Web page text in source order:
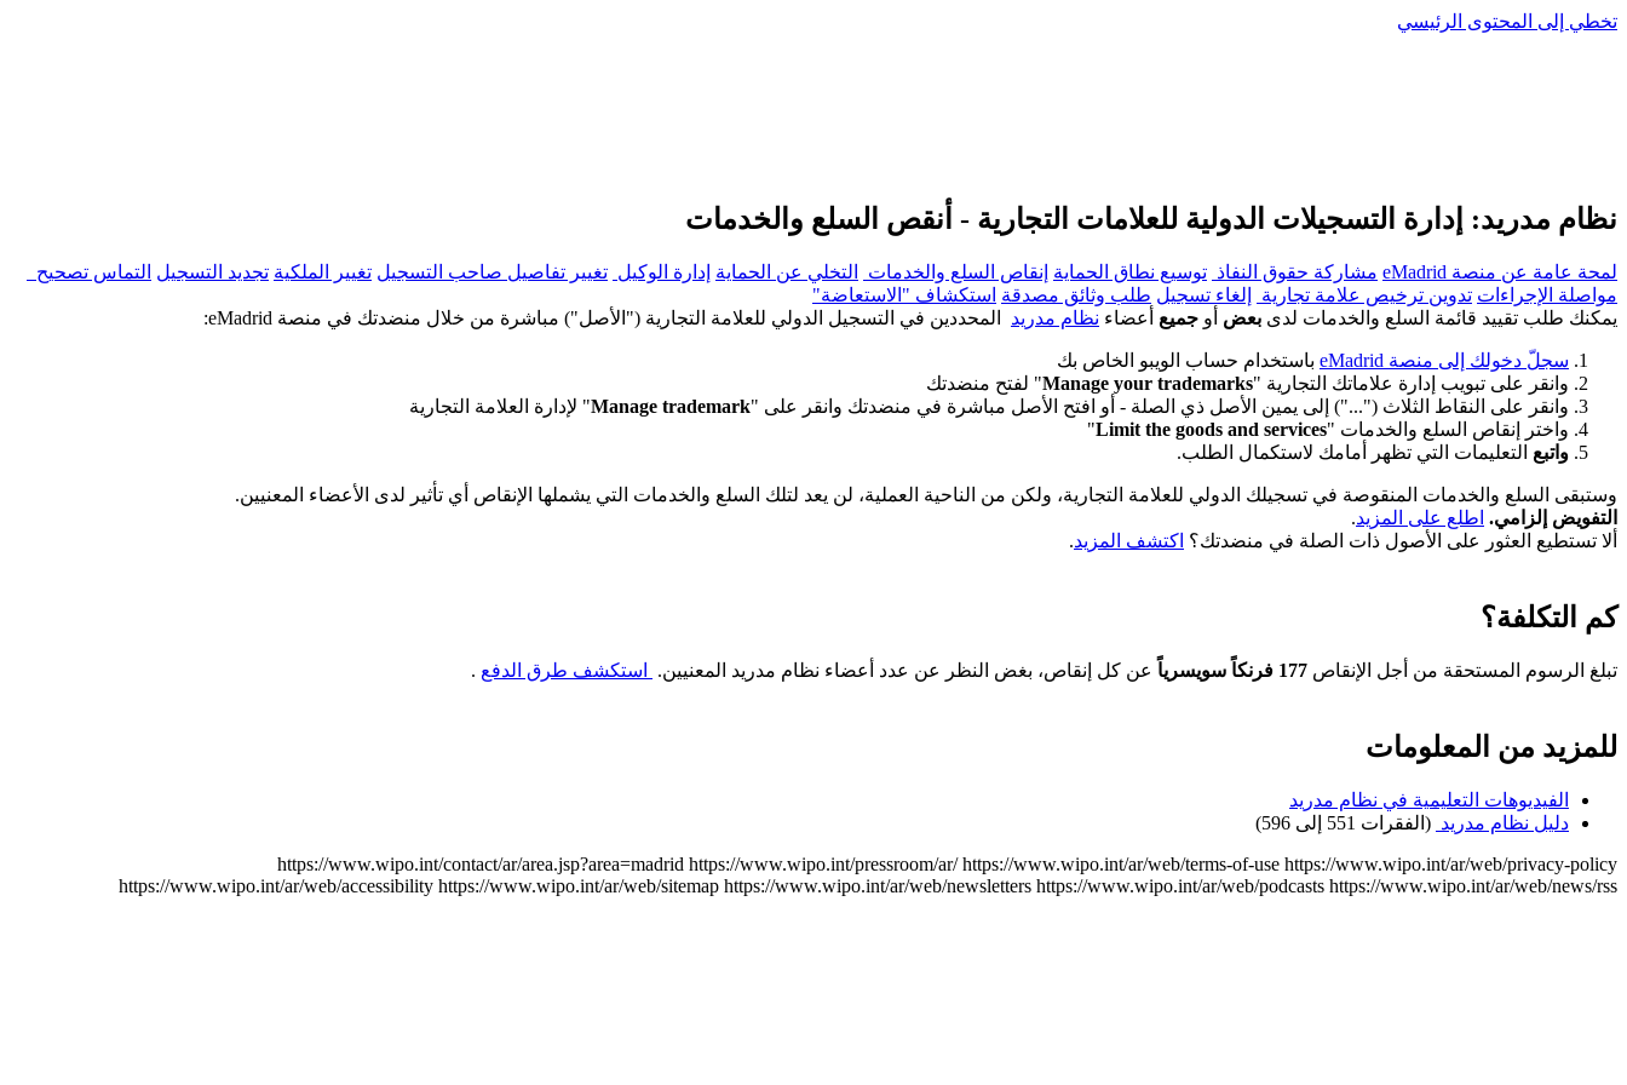
تخطي إلى المحتوى الرئيسي
نظام مدريد: إدارة التسجيلات الدولية للعلامات التجارية - أنقص السلع والخدمات
لمحة عامة عن منصة eMadrid مشاركة حقوق النفاذ توسيع نطاق الحماية إنقاص السلع والخدمات التخلي عن الحماية إدارة الوكيل تغيير تفاصيل صاحب التسجيل تغيير الملكية تجديد التسجيل التماس تصحيح
مواصلة الإجراءات تدوين ترخيص علامة تجارية إلغاء تسجيل طلب وثائق مصدقة استكشاف "الاستعاضة"
يمكنك طلب تقييد قائمة السلع والخدمات لدى بعض أو جميع أعضاء نظام مدريد المحددين في التسجيل الدولي للعلامة التجارية ("الأصل") مباشرة من خلال منضدتك في منصة eMadrid:
سجلّ دخولك إلى منصة eMadrid
باستخدام حساب الويبو الخاص بك
وانقر على تبويب إدارة علاماتك التجارية "Manage your trademarks" لفتح منضدتك
وانقر على النقاط الثلاث ("...") إلى يمين الأصل ذي الصلة - أو افتح الأصل مباشرة في منضدتك وانقر على "Manage trademark" لإدارة العلامة التجارية
واختر إنقاص السلع والخدمات "Limit the goods and services
"
واتبع التعليمات التي تظهر أمامك لاستكمال الطلب.
وستبقى السلع والخدمات المنقوصة في تسجيلك الدولي للعلامة التجارية، ولكن من الناحية العملية، لن يعد لتلك السلع والخدمات التي يشملها الإنقاص أي تأثير لدى الأعضاء المعنيين.
التفويض إلزامي. اطلع على المزيد.
ألا تستطيع العثور على الأصول ذات الصلة في منضدتك؟ اكتشف المزيد.
كم التكلفة؟
تبلغ الرسوم المستحقة من أجل الإنقاص عن كل إنقاص، بغض النظر عن عدد أعضاء نظام مدريد المعنيين. استكشف طرق الدفع .
للمزيد من المعلومات
الفيديوهات التعليمية في نظام مدريد
دليل نظام مدريد (الفقرات 551 إلى 596)
https://www.wipo.int/contact/ar/area.jsp?area=madrid https://www.wipo.int/pressroom/ar/ https://www.wipo.int/ar/web/terms-of-use https://www.wipo.int/ar/web/privacy-policy
https://www.wipo.int/ar/web/accessibility https://www.wipo.int/ar/web/sitemap https://www.wipo.int/ar/web/newsletters https://www.wipo.int/ar/web/podcasts https://www.wipo.int/ar/web/news/rss